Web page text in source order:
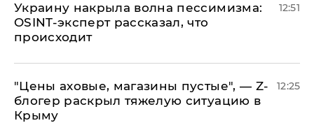
​Украину накрыла волна пессимизма:
OSINT-эксперт рассказал, что
происходит
12:51
​"Цены аховые, магазины пустые", — Z-
блогер раскрыл тяжелую ситуацию в
Крыму
12:25